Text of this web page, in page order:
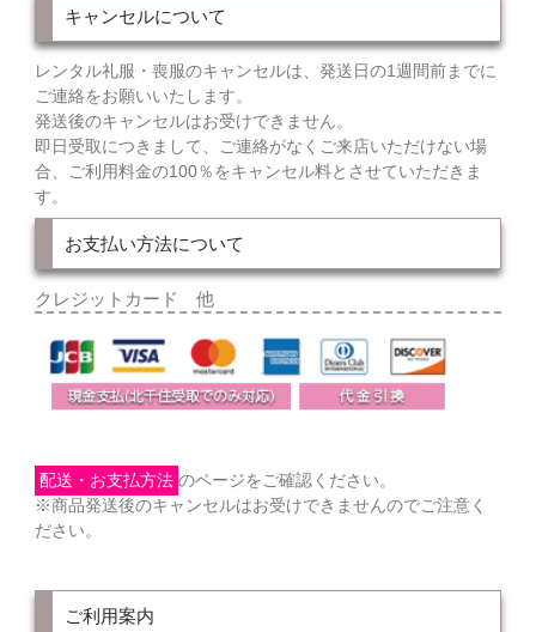
キャンセルについて
レンタル礼服・喪服のキャンセルは、発送日の1週間前までに
ご連絡をお願いいたします。
発送後のキャンセルはお受けできません。
即日受取につきまして、ご連絡がなくご来店いただけない場
合、ご利用料金の100％をキャンセル料とさせていただきま
す。
お支払い方法について
クレジットカード 他
配送・お支払方法 のページをご確認ください。
※商品発送後のキャンセルはお受けできませんのでご注意く
ださい。
ご利用案内